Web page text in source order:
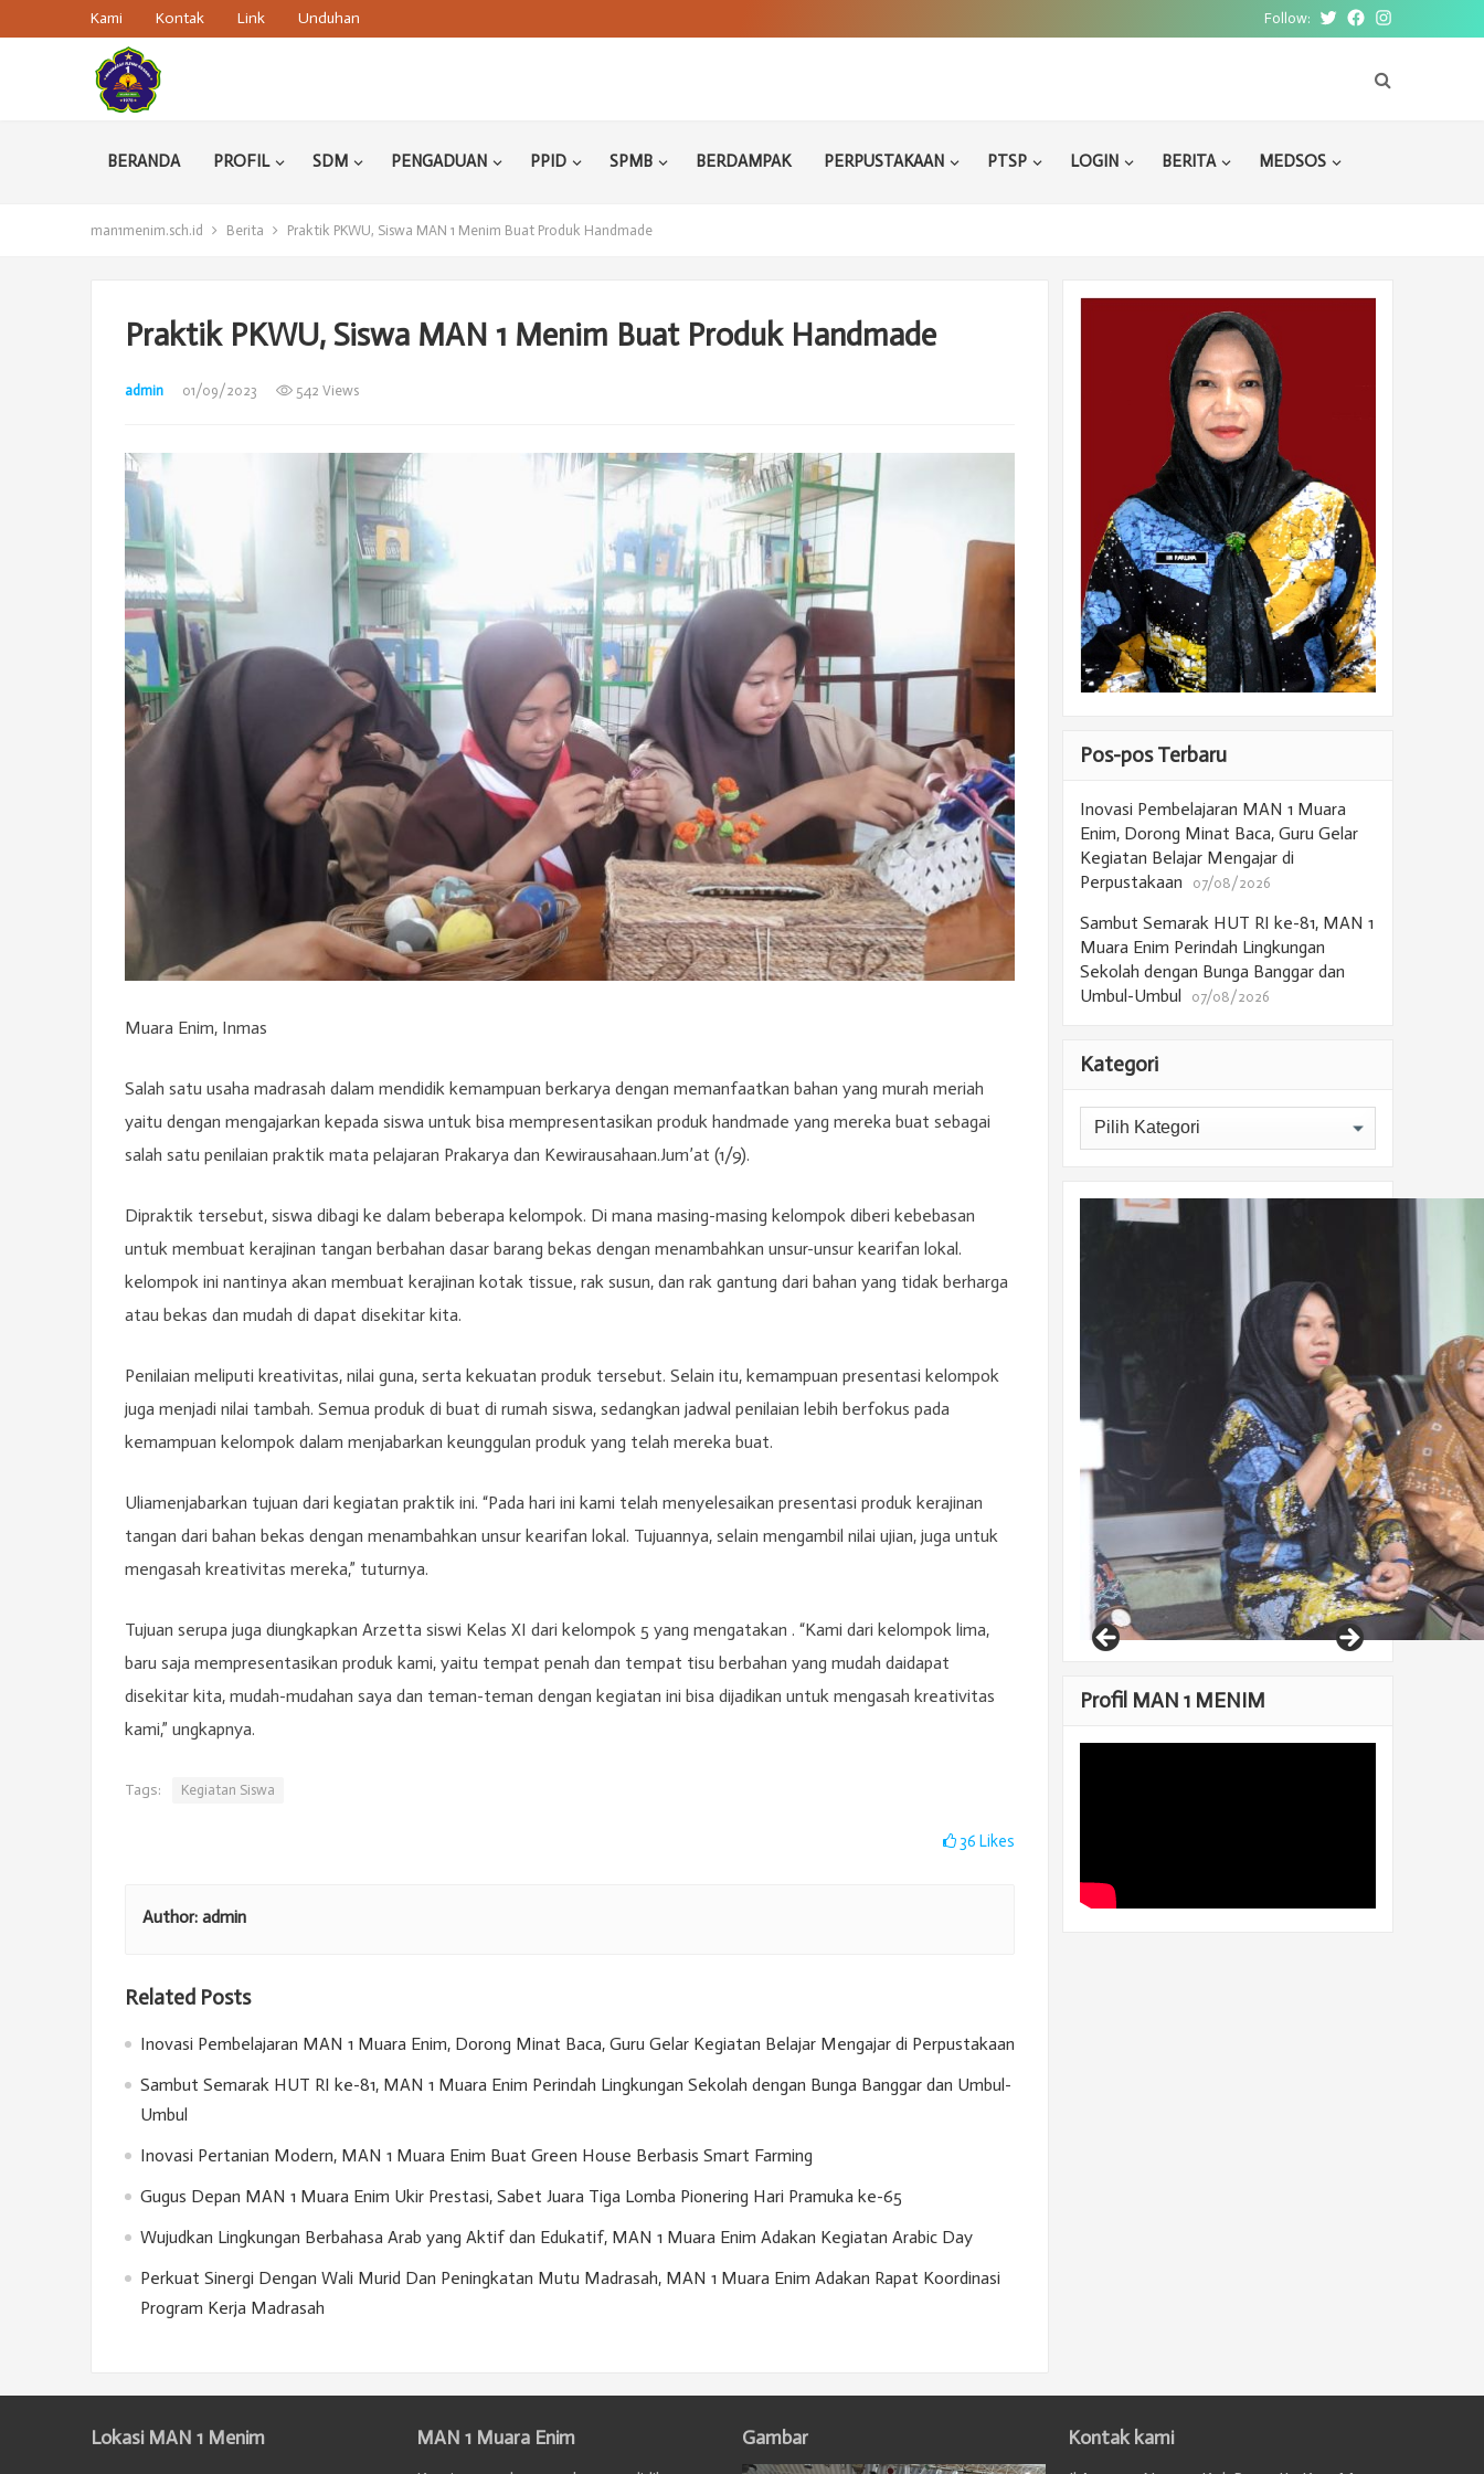
Kami Kontak Link Unduhan Follow: TwitterFacebookInstagram
BERANDA PROFIL SDM PENGADUAN PPID SPMB BERDAMPAK PERPUSTAKAAN PTSP LOGIN BERITA MEDSOS
man1menim.sch.id Berita Praktik PKWU, Siswa MAN 1 Menim Buat Produk Handmade
Praktik PKWU, Siswa MAN 1 Menim Buat Produk Handmade
admin 01/09/2023 542 Views
Muara Enim, Inmas
Salah satu usaha madrasah dalam mendidik kemampuan berkarya dengan memanfaatkan bahan yang murah meriah
yaitu dengan mengajarkan kepada siswa untuk bisa mempresentasikan produk handmade yang mereka buat sebagai
salah satu penilaian praktik mata pelajaran Prakarya dan Kewirausahaan.Jum’at (1/9).
Dipraktik tersebut, siswa dibagi ke dalam beberapa kelompok. Di mana masing-masing kelompok diberi kebebasan
untuk membuat kerajinan tangan berbahan dasar barang bekas dengan menambahkan unsur-unsur kearifan lokal.
kelompok ini nantinya akan membuat kerajinan kotak tissue, rak susun, dan rak gantung dari bahan yang tidak berharga
atau bekas dan mudah di dapat disekitar kita.
Penilaian meliputi kreativitas, nilai guna, serta kekuatan produk tersebut. Selain itu, kemampuan presentasi kelompok
juga menjadi nilai tambah. Semua produk di buat di rumah siswa, sedangkan jadwal penilaian lebih berfokus pada
kemampuan kelompok dalam menjabarkan keunggulan produk yang telah mereka buat.
Uliamenjabarkan tujuan dari kegiatan praktik ini. “Pada hari ini kami telah menyelesaikan presentasi produk kerajinan
tangan dari bahan bekas dengan menambahkan unsur kearifan lokal. Tujuannya, selain mengambil nilai ujian, juga untuk
mengasah kreativitas mereka,” tuturnya.
Tujuan serupa juga diungkapkan Arzetta siswi Kelas XI dari kelompok 5 yang mengatakan . “Kami dari kelompok lima,
baru saja mempresentasikan produk kami, yaitu tempat penah dan tempat tisu berbahan yang mudah daidapat
disekitar kita, mudah-mudahan saya dan teman-teman dengan kegiatan ini bisa dijadikan untuk mengasah kreativitas
kami,” ungkapnya.
Tags: Kegiatan Siswa
36 Likes
Author: admin
Related Posts
Inovasi Pembelajaran MAN 1 Muara Enim, Dorong Minat Baca, Guru Gelar Kegiatan Belajar Mengajar di Perpustakaan
Sambut Semarak HUT RI ke-81, MAN 1 Muara Enim Perindah Lingkungan Sekolah dengan Bunga Banggar dan Umbul-
Umbul
Inovasi Pertanian Modern, MAN 1 Muara Enim Buat Green House Berbasis Smart Farming
Gugus Depan MAN 1 Muara Enim Ukir Prestasi, Sabet Juara Tiga Lomba Pionering Hari Pramuka ke-65
Wujudkan Lingkungan Berbahasa Arab yang Aktif dan Edukatif, MAN 1 Muara Enim Adakan Kegiatan Arabic Day
Perkuat Sinergi Dengan Wali Murid Dan Peningkatan Mutu Madrasah, MAN 1 Muara Enim Adakan Rapat Koordinasi
Program Kerja Madrasah
Pos-pos Terbaru
Inovasi Pembelajaran MAN 1 Muara
Enim, Dorong Minat Baca, Guru Gelar
Kegiatan Belajar Mengajar di
Perpustakaan
07/08/2026
Sambut Semarak HUT RI ke-81, MAN 1
Muara Enim Perindah Lingkungan
Sekolah dengan Bunga Banggar dan
Umbul-Umbul
07/08/2026
Kategori
Kategori
Profil MAN 1 MENIM
Lokasi MAN 1 Menim MAN 1 Muara Enim Gambar Kontak kami